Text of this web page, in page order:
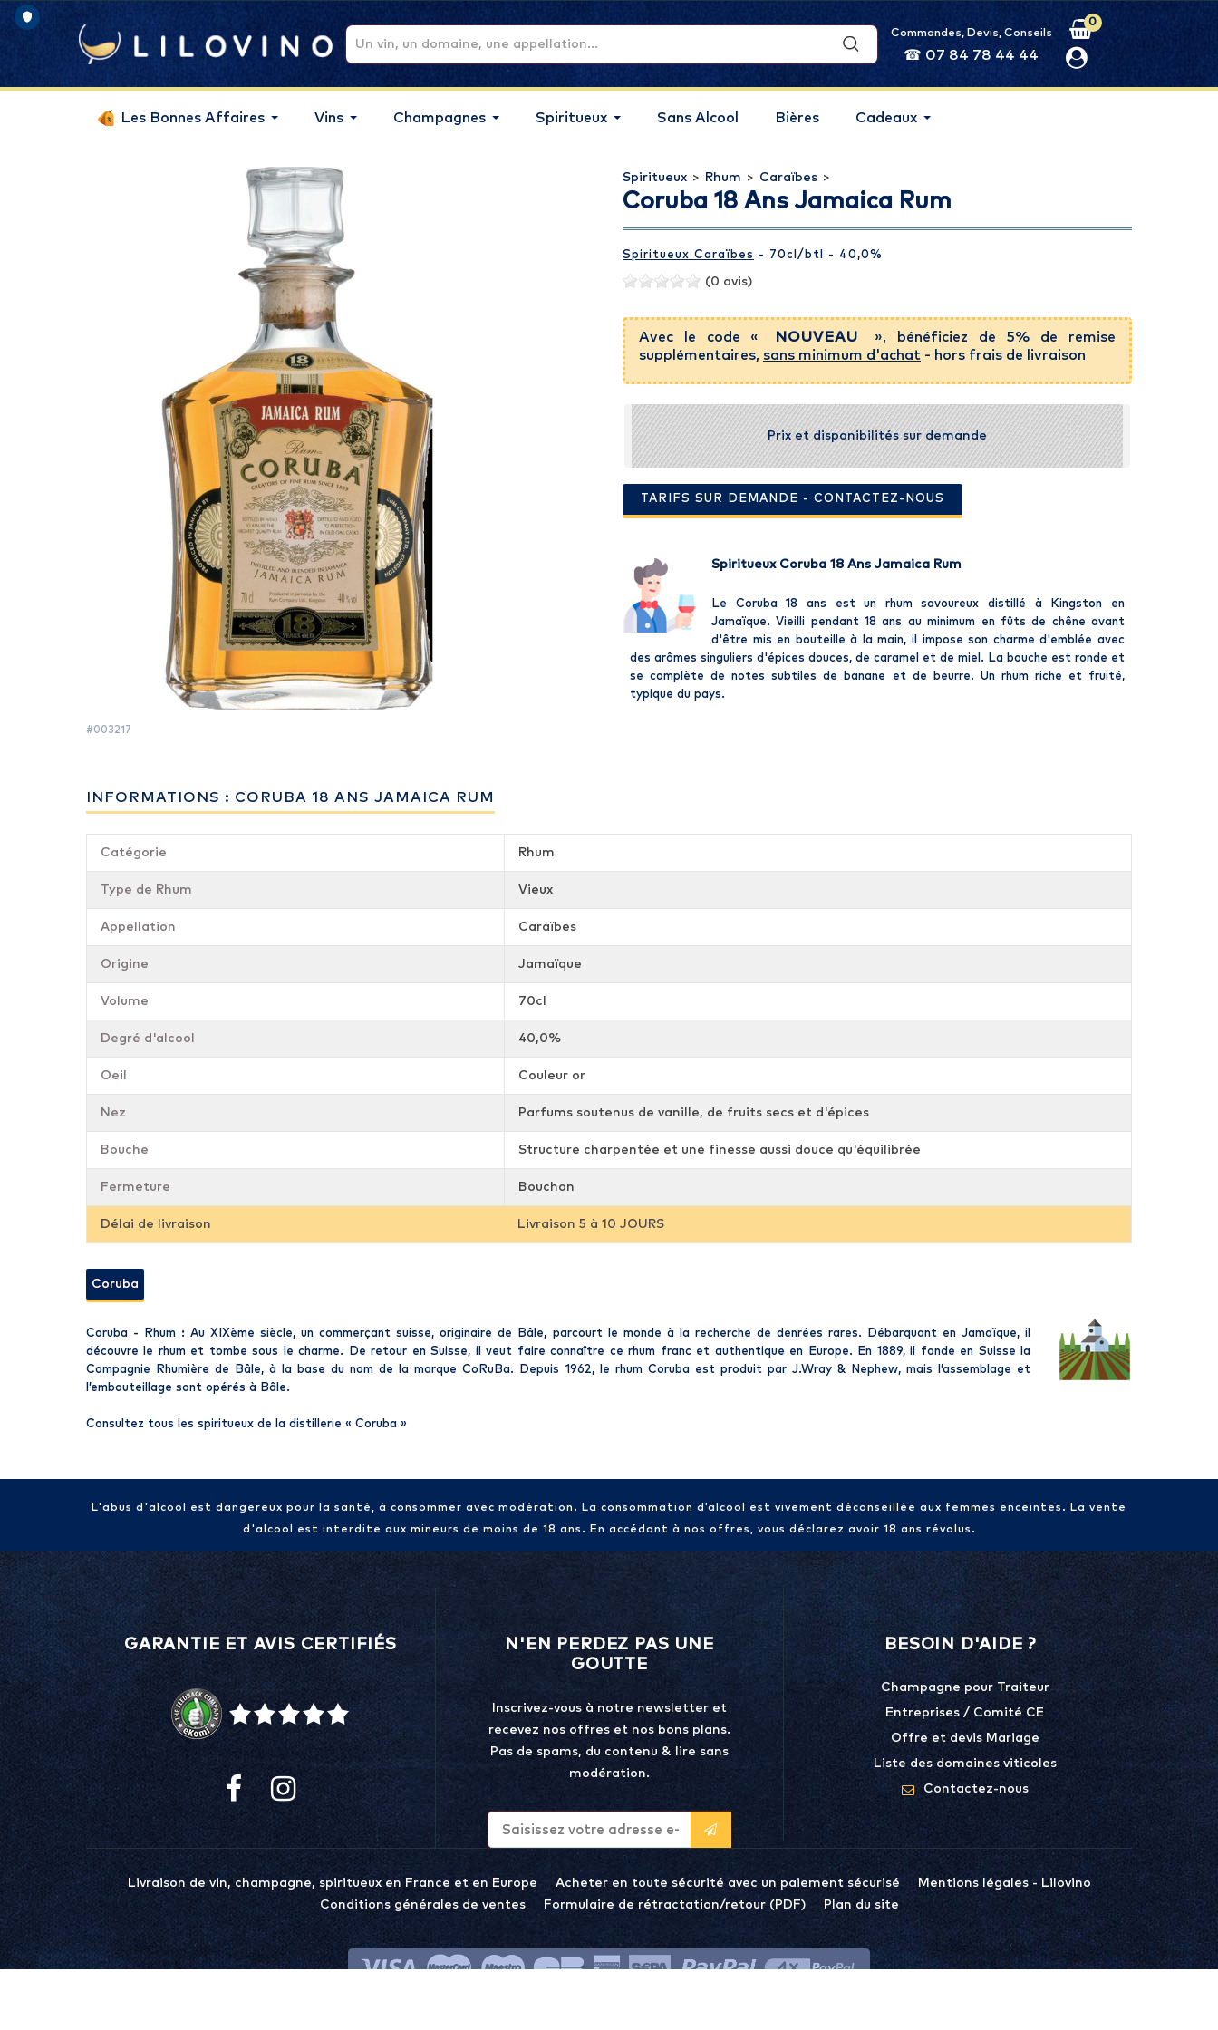
Commandes, Devis, Conseils
☎ 07 84 78 44 44
0
Les Bonnes Affaires Vins Champagnes Spiritueux Sans Alcool Bières Cadeaux
#003217
Spiritueux > Rhum > Caraïbes >
Coruba 18 Ans Jamaica Rum
Spiritueux Caraïbes - 70cl /btl - 40,0%
(0 avis)
Avec le code « NOUVEAU
», bénéficiez de 5% de remise
supplémentaires, sans minimum d'achat - hors frais de livraison
Prix et disponibilités sur demande
TARIFS SUR DEMANDE - CONTACTEZ-NOUS
Spiritueux Coruba 18 Ans Jamaica Rum
Le Coruba 18 ans est un rhum savoureux distillé à Kingston en
Jamaïque. Vieilli pendant 18 ans au minimum en fûts de chêne avant
d'être mis en bouteille à la main, il impose son charme d'emblée avec
des arômes singuliers d'épices douces, de caramel et de miel. La bouche est ronde et
se complète de notes subtiles de banane et de beurre. Un rhum riche et fruité,
typique du pays.
INFORMATIONS : CORUBA 18 ANS JAMAICA RUM
Catégorie Rhum
Type de Rhum Vieux
Appellation Caraïbes
Origine Jamaïque
Volume 70cl
Degré d'alcool 40,0%
Oeil Couleur or
Nez Parfums soutenus de vanille, de fruits secs et d'épices
Bouche Structure charpentée et une finesse aussi douce qu'équilibrée
Fermeture Bouchon
Délai de livraison Livraison 5 à 10 JOURS
Coruba
Coruba - Rhum : Au XIXème siècle, un commerçant suisse, originaire de Bâle, parcourt le monde à la recherche de denrées rares. Débarquant en Jamaïque, il
découvre le rhum et tombe sous le charme. De retour en Suisse, il veut faire connaître ce rhum franc et authentique en Europe. En 1889, il fonde en Suisse la
Compagnie Rhumière de Bâle, à la base du nom de la marque CoRuBa. Depuis 1962, le rhum Coruba est produit par J.Wray & Nephew, mais l’assemblage et
l’embouteillage sont opérés à Bâle.
Consultez tous les spiritueux de la distillerie « Coruba »
L'abus d'alcool est dangereux pour la santé, à consommer avec modération. La consommation d’alcool est vivement déconseillée aux femmes enceintes. La vente
d'alcool est interdite aux mineurs de moins de 18 ans. En accédant à nos offres, vous déclarez avoir 18 ans révolus.
GARANTIE ET AVIS CERTIFIÉS
N'EN PERDEZ PAS UNE
GOUTTE
Inscrivez-vous à notre newsletter et
recevez nos offres et nos bons plans.
Pas de spams, du contenu & lire sans
modération.
BESOIN D'AIDE ?
Champagne pour Traiteur
Entreprises / Comité CE
Offre et devis Mariage
Liste des domaines viticoles
Contactez-nous
Livraison de vin, champagne, spiritueux en France et en Europe Acheter en toute sécurité avec un paiement sécurisé
Mentions légales - Lilovino
Conditions générales de ventes
Formulaire de rétractation/retour (PDF) Plan du site